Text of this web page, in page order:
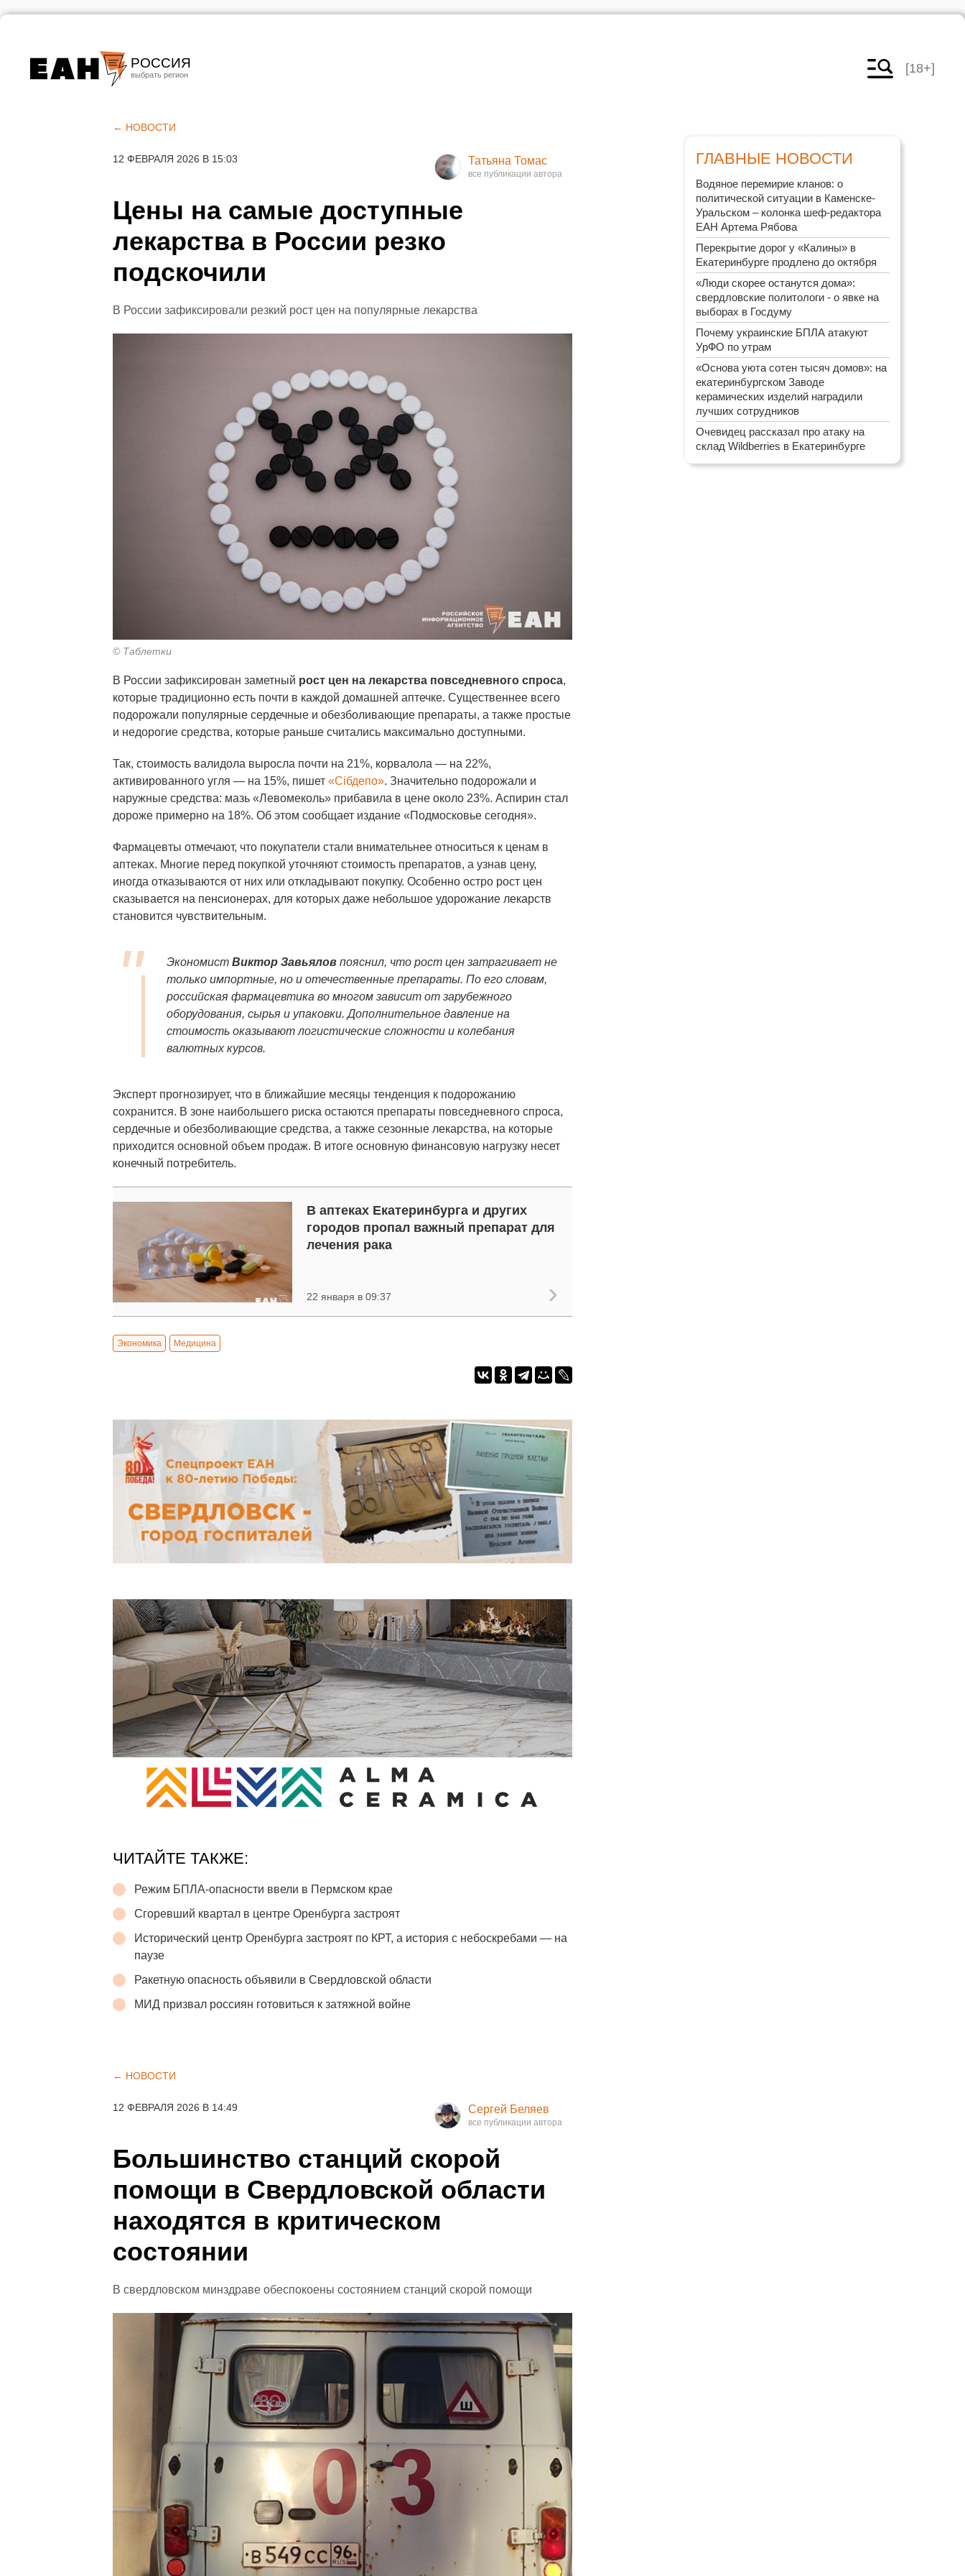
РОССИЯ
Челябинск
[18+]
← НОВОСТИ
12 ФЕВРАЛЯ 2026 В 15:03 Татьяна Томас
Цены на самые доступные
лекарства в России резко
подскочили
В России зафиксировали резкий рост цен на популярные лекарства
© Таблетки
В России зафиксирован заметный рост цен на лекарства повседневного спроса,
которые традиционно есть почти в каждой домашней аптечке. Существеннее всего
подорожали популярные сердечные и обезболивающие препараты, а также простые
и недорогие средства, которые раньше считались максимально доступными.
Так, стоимость валидола выросла почти на 21%, корвалола — на 22%,
активированного угля — на 15%, пишет «Сiбдепо». Значительно подорожали и
наружные средства: мазь «Левомеколь» прибавила в цене около 23%. Аспирин стал
дороже примерно на 18%. Об этом сообщает издание «Подмосковье сегодня».
Фармацевты отмечают, что покупатели стали внимательнее относиться к ценам в
аптеках. Многие перед покупкой уточняют стоимость препаратов, а узнав цену,
иногда отказываются от них или откладывают покупку. Особенно остро рост цен
сказывается на пенсионерах, для которых даже небольшое удорожание лекарств
становится чувствительным.
Экономист Виктор Завьялов пояснил, что рост цен затрагивает не
только импортные, но и отечественные препараты. По его словам,
российская фармацевтика во многом зависит от зарубежного
оборудования, сырья и упаковки. Дополнительное давление на
стоимость оказывают логистические сложности и колебания
валютных курсов.
Эксперт прогнозирует, что в ближайшие месяцы тенденция к подорожанию
сохранится. В зоне наибольшего риска остаются препараты повседневного спроса,
сердечные и обезболивающие средства, а также сезонные лекарства, на которые
приходится основной объем продаж. В итоге основную финансовую нагрузку несет
конечный потребитель.
В аптеках Екатеринбурга и других
городов пропал важный препарат для
лечения рака
22 января в 09:37
Экономика Медицина
ЧИТАЙТЕ ТАКЖЕ:
Режим БПЛА-опасности ввели в Пермском крае
Сгоревший квартал в центре Оренбурга застроят
Исторический центр Оренбурга застроят по КРТ, а история с небоскребами — на
паузе
Ракетную опасность объявили в Свердловской области
МИД призвал россиян готовиться к затяжной войне
← НОВОСТИ
12 ФЕВРАЛЯ 2026 В 14:49 Сергей Беляев
Большинство станций скорой
помощи в Свердловской области
находятся в критическом
состоянии
В свердловском минздраве обеспокоены состоянием станций скорой помощи
ГЛАВНЫЕ НОВОСТИ
Водяное перемирие кланов: о
политической ситуации в Каменске-
Уральском – колонка шеф-редактора
ЕАН Артема Рябова
Перекрытие дорог у «Калины» в
Екатеринбурге продлено до октября
«Люди скорее останутся дома»:
свердловские политологи - о явке на
выборах в Госдуму
Почему украинские БПЛА атакуют
УрФО по утрам
«Основа уюта сотен тысяч домов»: на
екатеринбургском Заводе
керамических изделий наградили
лучших сотрудников
Очевидец рассказал про атаку на
склад Wildberries в Екатеринбурге